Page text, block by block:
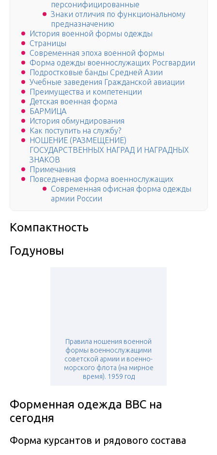
персонифицированные
Знаки отличия по функциональному
предназначению
История военной формы одежды
Страницы
Современная эпоха военной формы
Форма одежды военнослужащих Росгвардии
Подростковые банды Средней Азии
Учебные заведения Гражданской авиации
Преимущества и компетенции
Детская военная форма
БАРМИЦА
История обмундирования
Как поступить на службу?
НОШЕНИЕ (РАЗМЕЩЕНИЕ)
ГОСУДАРСТВЕННЫХ НАГРАД И НАГРАДНЫХ
ЗНАКОВ
Примечания
Повседневная форма военнослужащих
Современная офисная форма одежды
армии России
Компактность
Годуновы
Правила ношения военной
формы военнослужащими
советской армии и военно-
морского флота (на мирное
время). 1959 год
Форменная одежда ВВС на
сегодня
Форма курсантов и рядового состава